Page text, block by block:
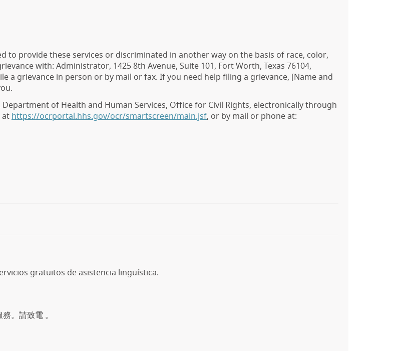
to provide these services or discriminated in another way on the basis of race, color,
with: Administrator, 1425 8th Avenue, Suite 101, Fort Worth, Texas 76104,
a grievance in person or by mail or fax. If you need help filing a grievance, [Name and
of Health and Human Services, Office for Civil Rights, electronically through
at https://ocrportal.hhs.gov/ocr/smartscreen/main.jsf, or by mail or phone at:
gratuitos de asistencia lingüística.
。請致電 。